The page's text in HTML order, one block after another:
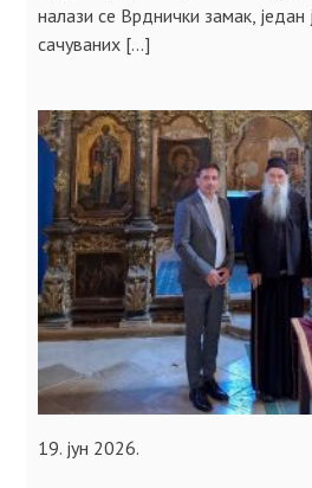
налази се Врднички замак, једaн
сачуваних […]
19. јун 2026.